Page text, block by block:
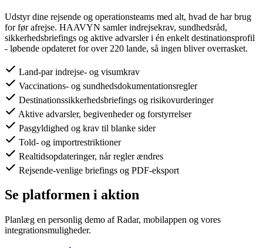
Udstyr dine rejsende og operationsteams med alt, hvad de har brug
for før afrejse. HAAVYN samler indrejsekrav, sundhedsråd,
sikkerhedsbriefings og aktive advarsler i én enkelt destinationsprofil
- løbende opdateret for over 220 lande, så ingen bliver overrasket.
Land-par indrejse- og visumkrav
Vaccinations- og sundhedsdokumentationsregler
Destinationssikkerhedsbriefings og risikovurderinger
Aktive advarsler, begivenheder og forstyrrelser
Pasgyldighed og krav til blanke sider
Told- og importrestriktioner
Realtidsopdateringer, når regler ændres
Rejsende-venlige briefings og PDF-eksport
Se platformen i aktion
Planlæg en personlig demo af Radar, mobilappen og vores
integrationsmuligheder.